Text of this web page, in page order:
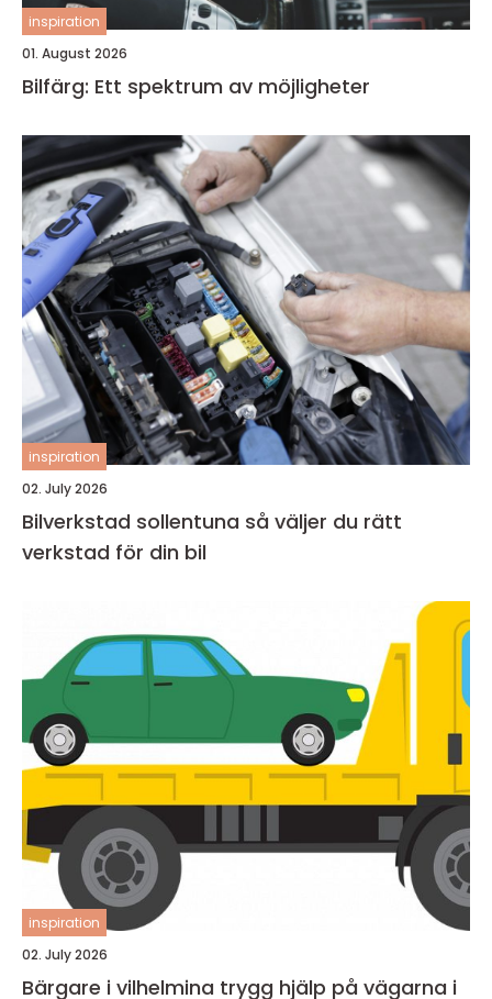
inspiration
01. August 2026
Bilfärg: Ett spektrum av möjligheter
inspiration
02. July 2026
Bilverkstad sollentuna så väljer du rätt
verkstad för din bil
inspiration
02. July 2026
Bärgare i vilhelmina trygg hjälp på vägarna i